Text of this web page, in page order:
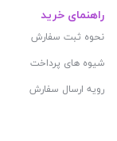
راهنمای خرید
نحوه ثبت سفارش
شیوه های پرداخت
رویه ارسال سفارش